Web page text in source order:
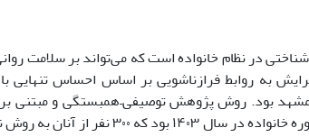
در نظام خانواده است که می‌تواند بر سلامت
به روابط فرازناشویی بر اساس احساس
مشهد بود. روش پژوهش توصیفی–همبستگی و مبتنی
تمامی زنان متأهل مراجعه‌کننده به